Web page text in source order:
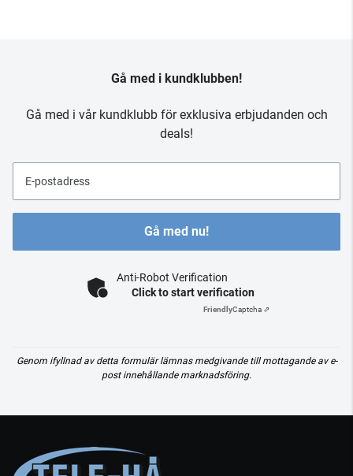
Gå med i kundklubben!
Gå med i vår kundklubb för exklusiva erbjudanden och
deals!
E-postadress
Gå med nu!
Anti-Robot Verification
Click to start verification
FriendlyCaptcha ⇗
Genom ifyllnad av detta formulär lämnas medgivande till mottagande av e-
post innehållande marknadsföring.